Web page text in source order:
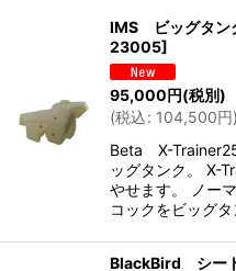
絞
IMS ビッグタ
23005]
95,000円(税別)
(税込: 104,500円)
Beta X-
ッグタンク。 X-
やせます。 ノー
コックをビッグ
BlackBird シー